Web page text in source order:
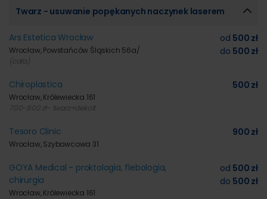
Twarz - usuwanie popękanych naczynek laserem
Ars Estetica Wrocław
Wrocław, Powstańców Śląskich 56a/
(cała)
od 500 zł
do 500 zł
Chiroplastica
Wrocław, Królewiecka 161
700-800 zł- twarz+dekolt
500 zł
Tesoro Clinic
Wrocław, Szybowcowa 31
900 zł
GOYA Medical - proktologia, flebologia,
chirurgia
Wrocław, Królewiecka 161
od 500 zł
do 500 zł